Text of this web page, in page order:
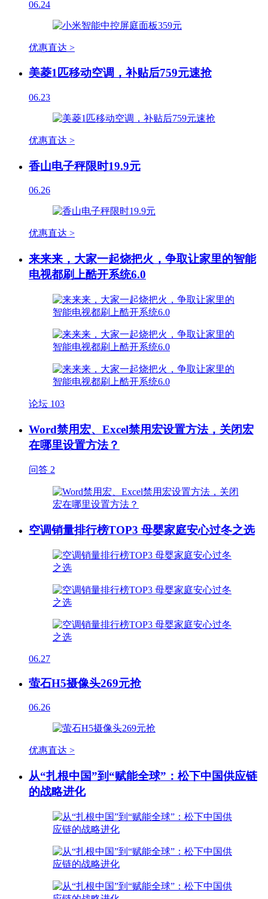
06.24
优惠直达 >
美菱1匹移动空调，补贴后759元速抢
06.23
优惠直达 >
香山电子秤限时19.9元
06.26
优惠直达 >
来来来，大家一起烧把火，争取让家里的智能
电视都刷上酷开系统6.0
论坛 103
Word禁用宏、Excel禁用宏设置方法，关闭宏
在哪里设置方法？
问答 2
空调销量排行榜TOP3 母婴家庭安心过冬之选
06.27
萤石H5摄像头269元抢
06.26
优惠直达 >
从“扎根中国”到“赋能全球”：松下中国供应链
的战略进化